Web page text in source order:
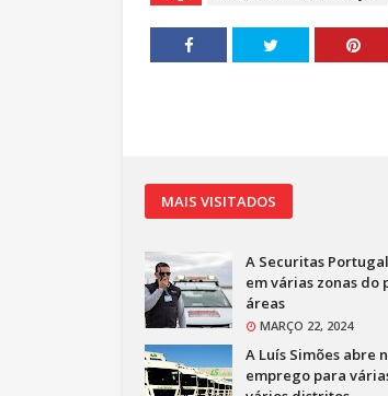
MAIS VISITADOS
A Securitas
em várias zonas do
áreas
MARÇO 22, 2024
A Luís Simões abre
emprego para